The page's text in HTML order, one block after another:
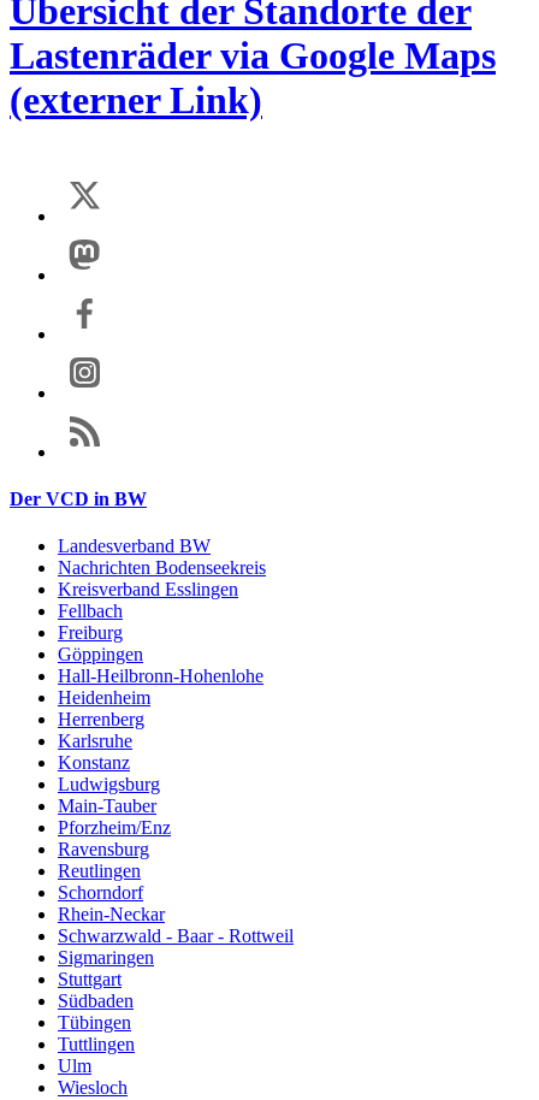
Übersicht der Standorte der
Lastenräder via Google Maps
(externer Link)
Wenn Sie externe Inhalte von www.google.com aktivieren,
werden Daten automatisiert an diesen Anbieter übertragen.
Der VCD in BW
Landesverband BW
Nachrichten Bodenseekreis
Kreisverband Esslingen
Fellbach
Freiburg
Göppingen
Hall-Heilbronn-Hohenlohe
Heidenheim
Herrenberg
Karlsruhe
Konstanz
Ludwigsburg
Main-Tauber
Pforzheim/Enz
Ravensburg
Reutlingen
Schorndorf
Rhein-Neckar
Schwarzwald - Baar - Rottweil
Sigmaringen
Stuttgart
Südbaden
Tübingen
Tuttlingen
Ulm
Wiesloch